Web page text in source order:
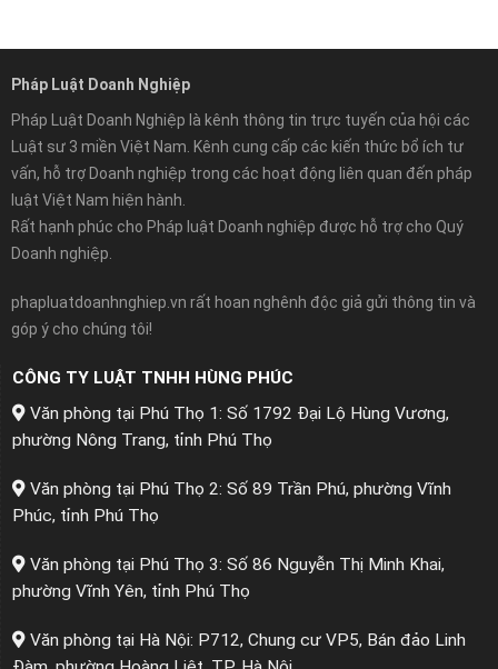
Pháp Luật Doanh Nghiệp
Pháp Luật Doanh Nghiệp là kênh thông tin trực tuyến của hội các
Luật sư 3 miền Việt Nam. Kênh cung cấp các kiến thức bổ ích tư
vấn, hỗ trợ Doanh nghiệp trong các hoạt động liên quan đến pháp
luật Việt Nam hiện hành.
Rất hạnh phúc cho Pháp luật Doanh nghiệp được hỗ trợ cho Quý
Doanh nghiệp.
phapluatdoanhnghiep.vn rất hoan nghênh độc giả gửi thông tin và
góp ý cho chúng tôi!
CÔNG TY LUẬT TNHH HÙNG PHÚC
Văn phòng tại Phú Thọ 1: Số 1792 Đại Lộ Hùng Vương,
phường Nông Trang, tỉnh Phú Thọ
Văn phòng tại Phú Thọ 2: Số 89 Trần Phú, phường Vĩnh
Phúc, tỉnh Phú Thọ
Văn phòng tại Phú Thọ 3: Số 86 Nguyễn Thị Minh Khai,
phường Vĩnh Yên, tỉnh Phú Thọ
Văn phòng tại Hà Nội: P712, Chung cư VP5, Bán đảo Linh